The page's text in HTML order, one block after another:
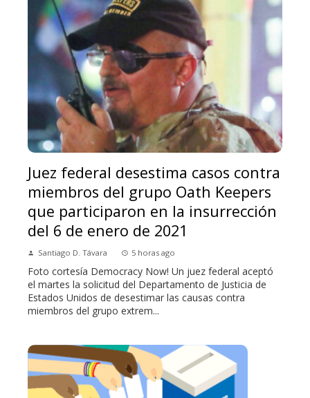
Juez federal desestima casos contra
miembros del grupo Oath Keepers
que participaron en la insurrección
del 6 de enero de 2021
Santiago D. Távara 5 horas ago
Foto cortesía Democracy Now! Un juez federal aceptó
el martes la solicitud del Departamento de Justicia de
Estados Unidos de desestimar las causas contra
miembros del grupo extrem...